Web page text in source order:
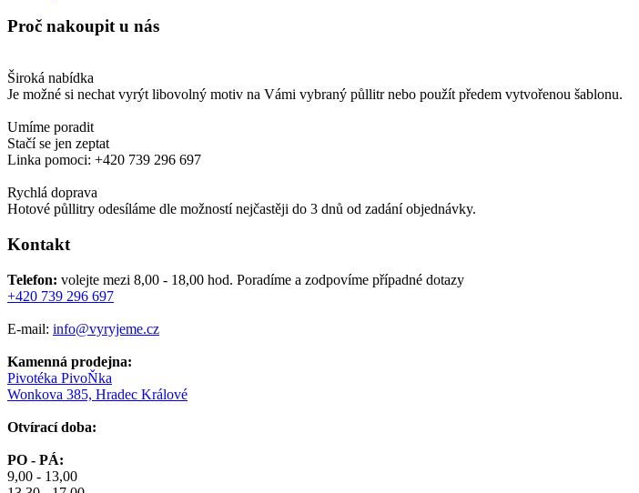
Proč nakoupit u nás
Široká nabídka
Je možné si nechat vyrýt libovolný motiv na Vámi vybraný půllitr nebo použít předem vytvořenou šablonu.
Umíme poradit
Stačí se jen zeptat
Linka pomoci: +420 739 296 697
Rychlá doprava
Hotové půllitry odesíláme dle možností nejčastěji do 3 dnů od zadání objednávky.
Kontakt
Telefon: volejte mezi 8,00 - 18,00 hod. Poradíme a zodpovíme případné dotazy
+420 739 296 697
E-mail: info@vyryjeme.cz
Kamenná prodejna:
Pivotéka PivoŇka
Wonkova 385, Hradec Králové
Otvírací doba:
PO - PÁ:
9,00 - 13,00